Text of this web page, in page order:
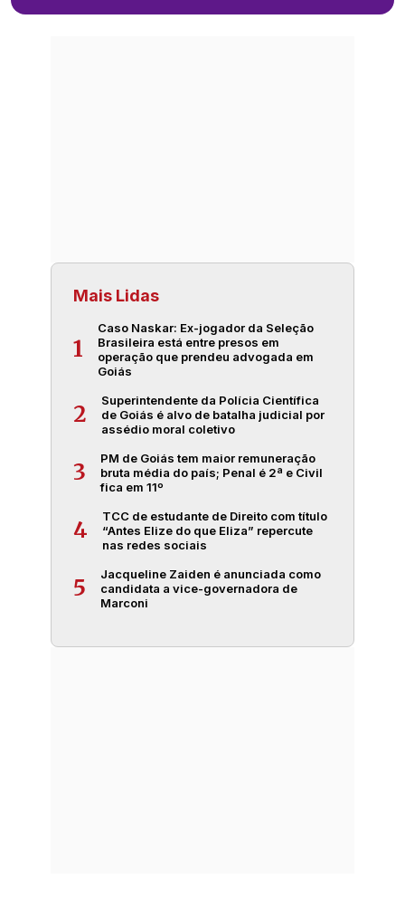
Mais Lidas
1
Caso Naskar: Ex-jogador da Seleção
Brasileira está entre presos em
operação que prendeu advogada em
Goiás
2
Superintendente da Polícia Científica
de Goiás é alvo de batalha judicial por
assédio moral coletivo
3
PM de Goiás tem maior remuneração
bruta média do país; Penal é 2ª e Civil
fica em 11º
4
TCC de estudante de Direito com título
“Antes Elize do que Eliza” repercute
nas redes sociais
5
Jacqueline Zaiden é anunciada como
candidata a vice-governadora de
Marconi